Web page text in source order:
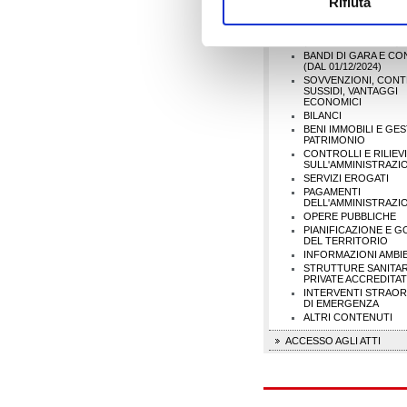
PROVVEDIMENTI
BANDI DI GARA E
(DAL 01/12/2024)
SOVVENZIONI,
SUSSIDI, VANTAGGI
ECONOMICI
BILANCI
BENI IMMOBILI E
PATRIMONIO
CONTROLLI E RILIEVI
SERVIZI EROGATI
PAGAMENTI
OPERE PUBBLICHE
PIANIFICAZIONE E
DEL TERRITORIO
INFORMAZIONI
STRUTTURE
PRIVATE
INTERVENTI
DI EMERGENZA
ALTRI CONTENUTI
ACCESSO AGLI ATTI